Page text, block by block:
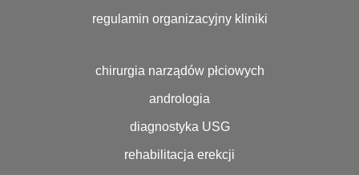
regulamin organizacyjny kliniki
chirurgia narządów płciowych
andrologia
diagnostyka USG
rehabilitacja erekcji